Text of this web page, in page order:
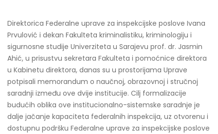
Direktorica Federalne uprave za inspekcijske poslove Ivana
Prvulović i dekan Fakulteta kriminalistiku, kriminologiju i
sigurnosne studije Univerziteta u Sarajevu prof. dr. Jasmin
Ahić, u prisustvu sekretara Fakulteta i pomoćnice direktora
u Kabinetu direktora, danas su u prostorijama Uprave
potpisali memorandum o naučnoj, obrazovnoj i stručnoj
saradnji između ove dvije institucije. Cilj formalizacije
budućih oblika ove institucionalno-sistemske saradnje je
dalje jačanje kapaciteta federalnih inspekcija, uz otvorenu i
dostupnu podršku Federalne uprave za inspekcijske poslove